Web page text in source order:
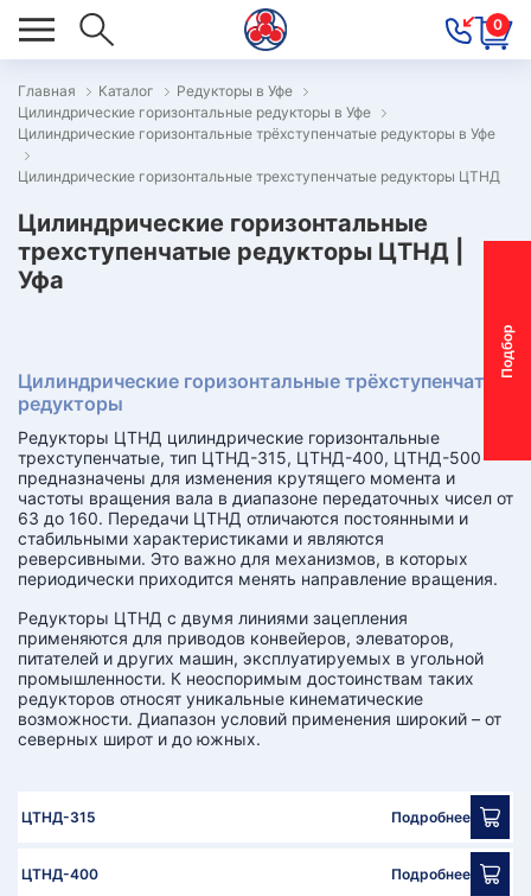
0
П
о
д
б
о
р
м
о
т
о
р
-
р
е
д
у
к
т
о
р
Главная Каталог
Редукторы в Уфе
Цилиндрические горизонтальные редукторы в Уфе
Цилиндрические горизонтальные трёхступенчатые редукторы в Уфе
Цилиндрические горизонтальные трехступенчатые редукторы ЦТНД
Цилиндрические горизонтальные
трехступенчатые редукторы ЦТНД |
Уфа
Цилиндрические горизонтальные трёхступенчатые
редукторы
Редукторы ЦТНД цилиндрические горизонтальные
трехступенчатые, тип ЦТНД-315, ЦТНД-400, ЦТНД-500
предназначены для изменения крутящего момента и
частоты вращения вала в диапазоне передаточных чисел от
63 до 160. Передачи ЦТНД отличаются постоянными и
стабильными характеристиками и являются
реверсивными. Это важно для механизмов, в которых
периодически приходится менять направление вращения.
Редукторы ЦТНД с двумя линиями зацепления
применяются для приводов конвейеров, элеваторов,
питателей и других машин, эксплуатируемых в угольной
промышленности. К неоспоримым достоинствам таких
редукторов относят уникальные кинематические
возможности. Диапазон условий применения широкий – от
северных широт и до южных.
ЦТНД-315 Подробнее
ЦТНД-400 Подробнее